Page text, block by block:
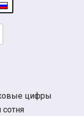
цифры
сотня